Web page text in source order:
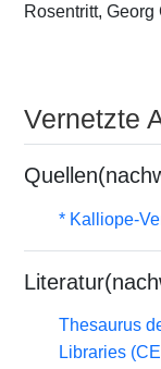
Rosentritt,
Vernetzte
* Kalliope-
Thesaurus
Libraries